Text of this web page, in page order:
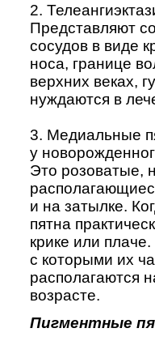
2.
Представляют
сосудов в виде
носа, границе
верхних веках,
нуждаются в
3. Медиальные
у
Это розова­тые,
и на затылке.
пятна
крике или
с которыми их
располагаются
возрасте.
Пигментные